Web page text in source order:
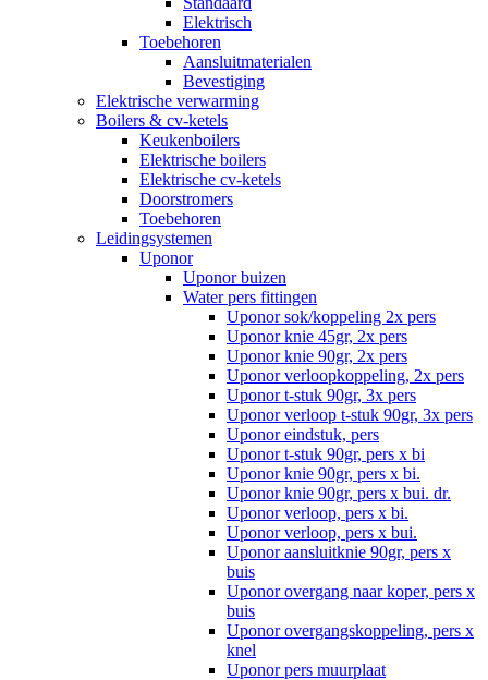
Elektrisch
Toebehoren
Aansluitmaterialen
Bevestiging
Elektrische verwarming
Boilers & cv-ketels
Keukenboilers
Elektrische boilers
Elektrische cv-ketels
Doorstromers
Toebehoren
Leidingsystemen
Uponor
Uponor buizen
Water pers fittingen
Uponor sok/koppeling 2x pers
Uponor knie 45gr, 2x pers
Uponor knie 90gr, 2x pers
Uponor verloopkoppeling, 2x pers
Uponor t-stuk 90gr, 3x pers
Uponor verloop t-stuk 90gr, 3x pers
Uponor eindstuk, pers
Uponor t-stuk 90gr, pers x bi
Uponor knie 90gr, pers x bi.
Uponor knie 90gr, pers x bui. dr.
Uponor verloop, pers x bi.
Uponor verloop, pers x bui.
Uponor aansluitknie 90gr, pers x
buis
Uponor overgang naar koper, pers x
buis
Uponor overgangskoppeling, pers x
knel
Uponor pers muurplaat